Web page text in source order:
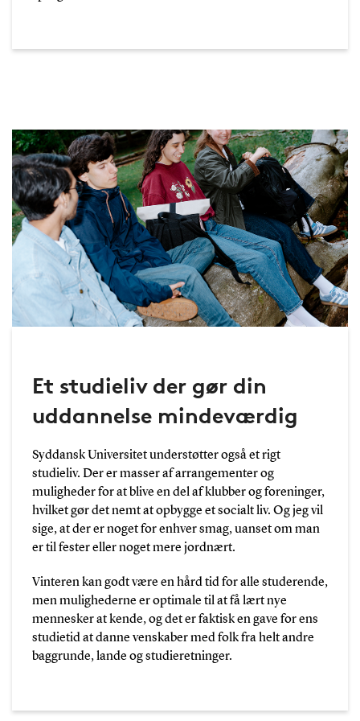
Et studieliv der gør din
uddannelse mindeværdig
Syddansk Universitet understøtter også et rigt
studieliv. Der er masser af arrangementer og
muligheder for at blive en del af klubber og foreninger,
hvilket gør det nemt at opbygge et socialt liv. Og jeg vil
sige, at der er noget for enhver smag, uanset om man
er til fester eller noget mere jordnært.
Vinteren kan godt være en hård tid for alle studerende,
men mulighederne er optimale til at få lært nye
mennesker at kende, og det er faktisk en gave for ens
studietid at danne venskaber med folk fra helt andre
baggrunde, lande og studieretninger.